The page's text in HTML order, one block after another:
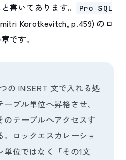
書いてあります。
Pro SQL
Korotkevitch, p.459) のロ
です。
の INSERT 文で入れる処
ブル単位へ昇格させ、
のテーブルへアクセスす
ロックエスカレーショ
位ではなく「その1文